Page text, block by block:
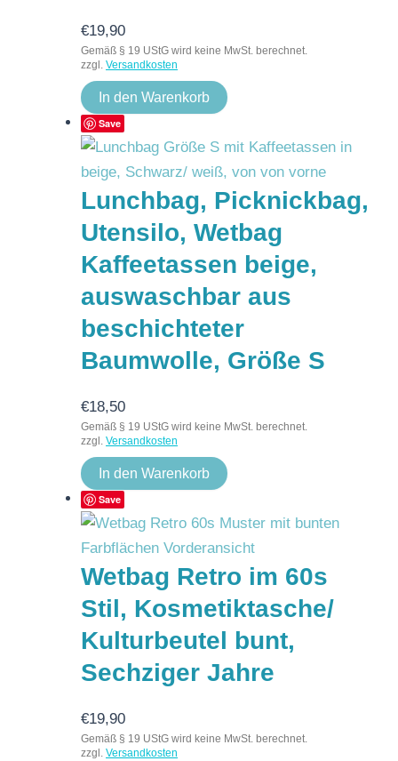
€19,90
Gemäß § 19 UStG wird keine MwSt. berechnet.
zzgl. Versandkosten
In den Warenkorb
Save
Lunchbag, Picknickbag,
Utensilo, Wetbag
Kaffeetassen beige,
auswaschbar aus
beschichteter
Baumwolle, Größe S
€18,50
Gemäß § 19 UStG wird keine MwSt. berechnet.
zzgl. Versandkosten
In den Warenkorb
Save
Wetbag Retro im 60s
Stil, Kosmetiktasche/
Kulturbeutel bunt,
Sechziger Jahre
€19,90
Gemäß § 19 UStG wird keine MwSt. berechnet.
zzgl. Versandkosten